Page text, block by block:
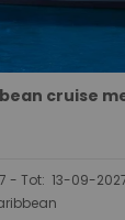
cruise
- Tot: 13-09-